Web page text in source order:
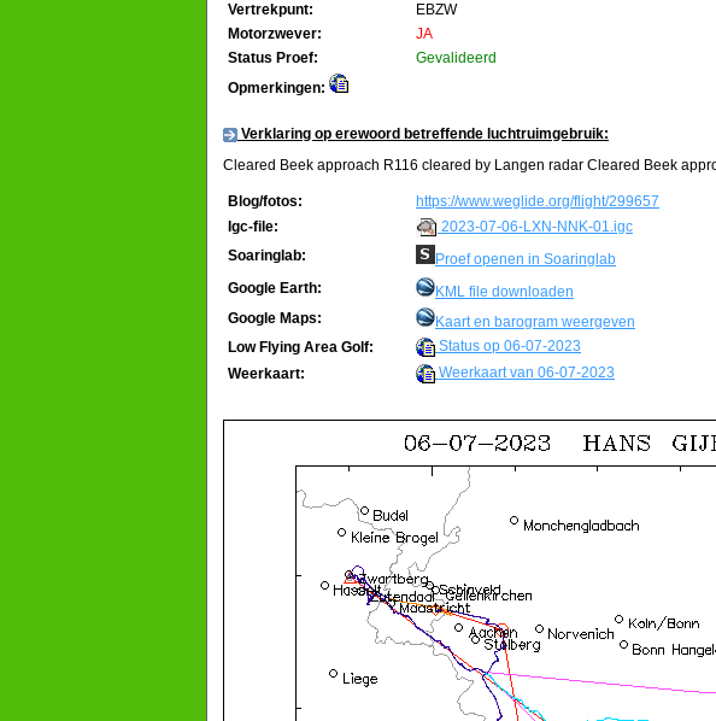
Vertrekpunt:
EBZW
Motorzwever:
JA
Status Proef:
Gevalideerd
Opmerkingen:
Verklaring op erewoord betreffende luchtruimgebruik:
Cleared Beek approach R116 cleared by Langen radar Cleared Beek
Blog/fotos:
https://www.weglide.org/flight/299657
Igc-file:
2023-07-06-LXN-NNK-01.igc
Soaringlab:
Proef openen in Soaringlab
Google Earth:
KML file downloaden
Google Maps:
Kaart en barogram weergeven
Low Flying Area Golf:
Status op 06-07-2023
Weerkaart:
Weerkaart van 06-07-2023